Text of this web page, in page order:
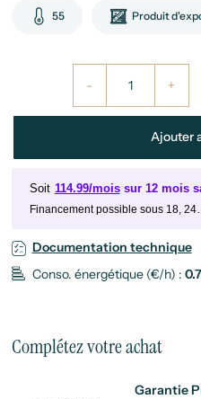
55 Produit
- +
Ajouter
Soit 114.99/mois sur 12 mois
Financement possible sous 18,
Documentation technique
Conso. énergétique (€/h) :
Complétez votre achat
Garantie